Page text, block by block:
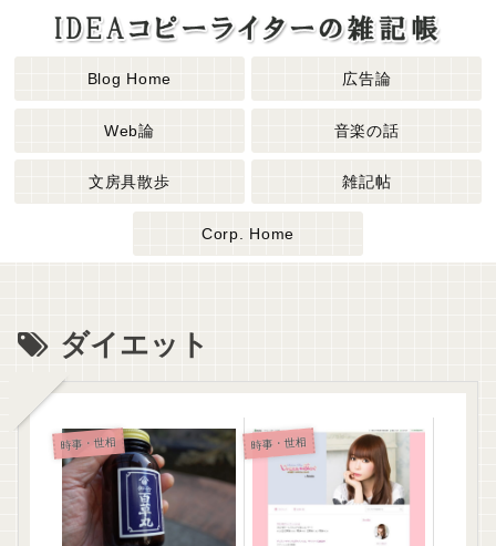
Blog Home 広告論
Web論 音楽の話
文房具散歩 雑記帖
Corp. Home
ダイエット
時事・世相 時事・世相